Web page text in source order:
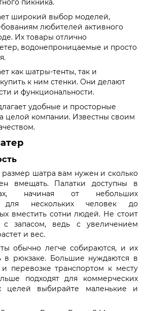
пикника.
широкий выбор моделей,
любителей активного
Их товары отлично
водонепроницаемые и просто
как шатры-тенты, так и
к ним стенки. Они делают
и функциональности.
удобные и просторные
целой компании. Известны своим
шатра вам нужен и сколько
вмещать. Палатки доступны в
начиная от небольших
для нескольких человек до
вместить сотни людей. Не стоит
с запасом, ведь с увеличением
и вес.
обычно легче собираются, и их
в рюкзаке. Большие нуждаются в
перевозке транспортом к месту
подходят для коммерческих
целей выбирайте маленькие и